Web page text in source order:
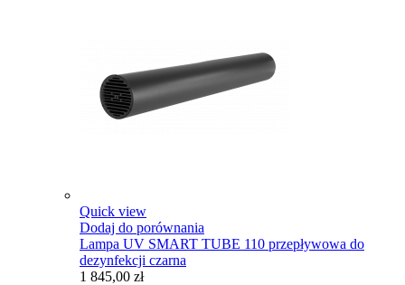
Quick view
Dodaj do porównania
Lampa UV SMART TUBE 110 przepływowa do
dezynfekcji czarna
1 845,00 zł